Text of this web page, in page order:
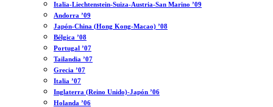
Italia-Liechtenstein-Suiza-Austria-San Marino ’09
Andorra ’09
Japón-China (Hong Kong-Macao) ’08
Bélgica ’08
Portugal ’07
Tailandia ’07
Grecia ’07
Italia ’07
Inglaterra (Reino Unido)-Japón ’06
Holanda ’06